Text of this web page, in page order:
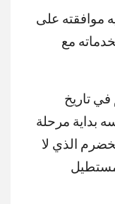
موافقته على
مع
تاريخ
بداية مرحلة
الذي لا